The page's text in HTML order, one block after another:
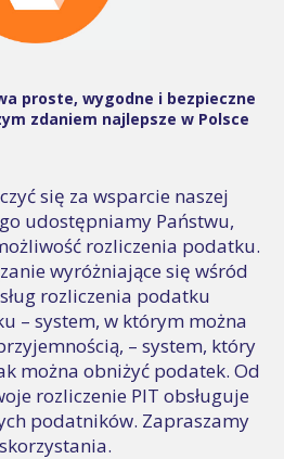
proste, wygodne i bezpieczne
zdaniem najlepsze w Polsce
się za wsparcie naszej
udostępniamy Państwu,
rozliczenia podatku.
wyróżniające się wśród
rozliczenia podatku
– system, w którym można
– system, który
można obniżyć podatek. Od
rozliczenie PIT obsługuje
podatników. Zapraszamy